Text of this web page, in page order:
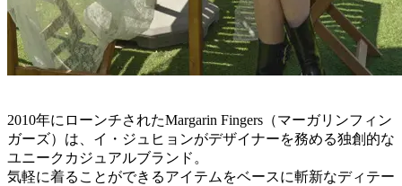
2010年にローンチされたMargarin Fingers（マーガリンフィン
ガーズ）は、イ・ジュヒョンがデザイナーを務める独創的な
ユニークカジュアルブランド。
気軽に着ることができるアイテムをベースに斬新なディテー